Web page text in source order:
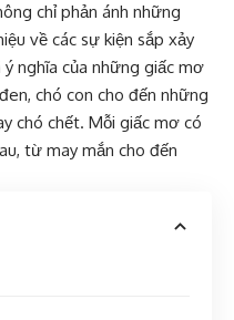
chỉ phản ánh những
về các sự kiện sắp xảy
nghĩa của những giấc mơ
chó con cho đến những
chó chết. Mỗi giấc mơ có
từ may mắn cho đến